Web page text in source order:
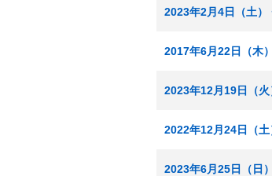
2023年2月4日（土）
2017年6月22日（木
2023年12月19日（
2022年12月24日（
2023年6月25日（日